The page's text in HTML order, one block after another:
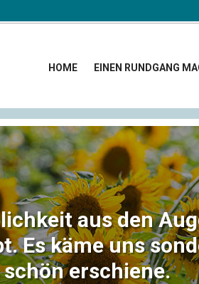
HOME EINEN RUNDGANG
aus den
Es käme uns
erschiene.